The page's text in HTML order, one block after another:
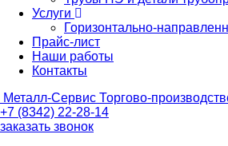
Услуги
Горизонтально-
Прайс-лист
Наши работы
Контакты
Металл-Сервис Торгово-
+7 (8342) 22-28-14
заказать звонок